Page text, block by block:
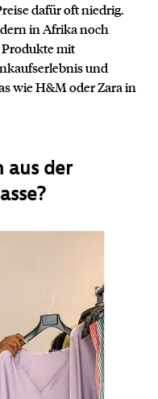
dafür oft niedrig.
in Afrika noch
mit
und
wie H&M oder Zara in
aus der